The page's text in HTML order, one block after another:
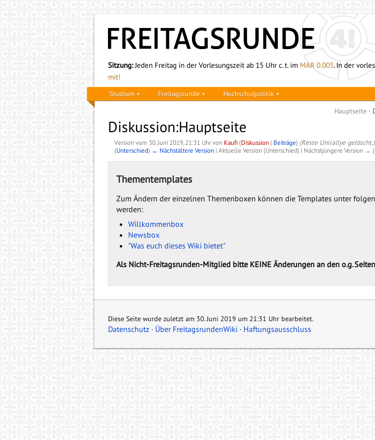
Sitzung:Jeden Freitag in der Vorlesungszeit ab 15 Uhr c. t. im MAR 0.005. In der
mit!
Studium Freitagsrunde Hochschulpolitik
Hauptseite
Diskussion:Hauptseite
Version vom 30. Juni 2019, 21:31 Uhr von Kaufi(Diskussion | Beiträge) (Reste Unirallye gelöscht.)
(Unterschied) ← Nächstältere Version | Aktuelle Version (Unterschied) | Nächstjüngere Version →
Thementemplates
Zum Ändern der einzelnen Themenboxen können die Templates unter
werden:
Willkommenbox
Newsbox
"Was euch dieses Wiki bietet"
Als Nicht-Freitagsrunden-Mitglied bitte KEINE Änderungen an den o.g.
Diese Seite wurde zuletzt am 30. Juni 2019 um 21:31 Uhr bearbeitet.
Datenschutz Über FreitagsrundenWiki Haftungsausschluss